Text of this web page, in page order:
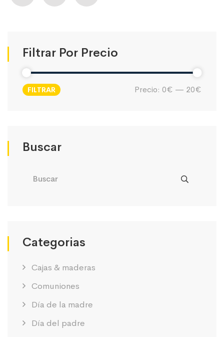
Filtrar Por Precio
Precio
Precio
FILTRAR Precio: 0€ — 20€
Buscar
Categorias
Cajas & maderas
Comuniones
Día de la madre
Día del padre